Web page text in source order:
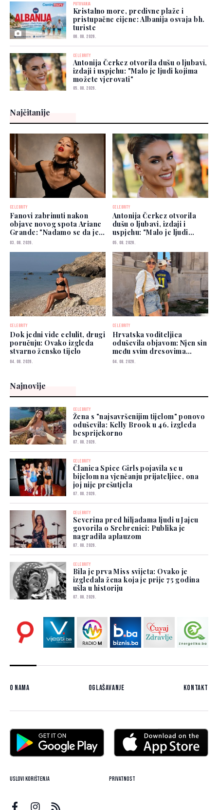
PUTOVANJA
Kristalno more, predivne plaže i
pristupačne cijene: Albanija osvaja bh.
turiste
06. 08. 2026.
CELEBRITY
Antonija Čerkez otvorila dušu o ljubavi,
izdaji i uspjehu: "Malo je ljudi kojima
možete vjerovati"
05. 08. 2026.
Najčitanije
CELEBRITY
Fanovi zabrinuti nakon
objave novog spota Ariane
Grande: "Nadamo se da je
dobro"
03. 08. 2026.
CELEBRITY
Antonija Čerkez otvorila
dušu o ljubavi, izdaji i
uspjehu: "Malo je ljudi
kojima možete vjerovati"
05. 08. 2026.
CELEBRITY
Dok jedni vide celulit, drugi
poručuju: Ovako izgleda
stvarno žensko tijelo
04. 08. 2026.
CELEBRITY
Hrvatska voditeljica
oduševila objavom: Njen sin
među svim dresovima
izabrao Zmajeve
04. 08. 2026.
Najnovije
CELEBRITY
Žena s "najsavršenijim tijelom" ponovo
oduševila: Kelly Brook u 46. izgleda
besprijekorno
07. 08. 2026.
CELEBRITY
Članica Spice Girls pojavila se u
bijelom na vjenčanju prijateljice, ona
joj nije prešutjela
07. 08. 2026.
CELEBRITY
Severina pred hiljadama ljudi u Jajcu
govorila o Srebrenici: Publika je
nagradila aplauzom
07. 08. 2026.
CELEBRITY
Bila je prva Miss svijeta: Ovako je
izgledala žena koja je prije 75 godina
ušla u historiju
07. 08. 2026.
O nama Oglašavanje Kontakt
Uslovi korištenja Privatnost